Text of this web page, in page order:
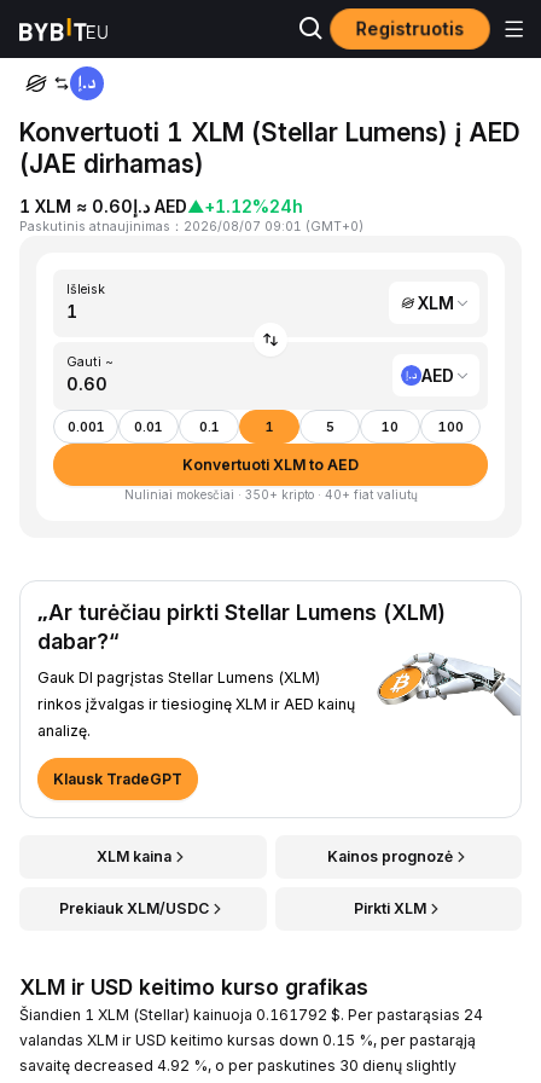
Registruotis
Pagrindinis
Konvertuoti 1 XLM (Stellar Lumens) į AED
(JAE dirhamas)
1 XLM ≈ د.إ0.60 AED▲+1.12%24h
Paskutinis atnaujinimas ： 2026/08/07 09:01 (GMT+0)
Išleisk
XLM
Gauti ~
AED
0.001 0.01 0.1 1 5 10 100
Konvertuoti XLM to AED
Nuliniai mokesčiai · 350+ kripto · 40+ fiat valiutų
„Ar turėčiau pirkti Stellar Lumens (XLM)
dabar?“
Gauk DI pagrįstas Stellar Lumens (XLM)
rinkos įžvalgas ir tiesioginę XLM ir AED kainų
analizę.
Klausk TradeGPT
XLM kaina Kainos prognozė
Prekiauk XLM/USDC Pirkti XLM
XLM ir USD keitimo kurso grafikas
Šiandien 1 XLM (Stellar) kainuoja 0.161792 $. Per pastarąsias 24
valandas XLM ir USD keitimo kursas down 0.15 %, per pastarąją
savaitę decreased 4.92 %, o per paskutines 30 dienų slightly